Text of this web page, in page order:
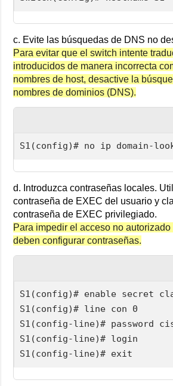
c. Evite las búsquedas de DNS no
Para evitar que el switch intente
introducidos de manera incorrecta
nombres de host, desactive la
nombres de dominios (DNS).
S1(config)# no ip domain-
d. Introduzca contraseñas locales.
contraseña de EXEC del usuario y
contraseña de EXEC privilegiado.
Para impedir el acceso no
deben configurar contraseñas.
S1(config)# enable secret
S1(config)# line con 0
S1(config-line)# password
S1(config-line)# login
S1(config-line)# exit